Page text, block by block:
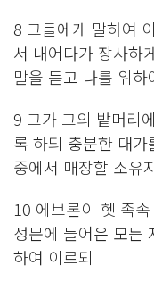
8 그들에게 말하여
서 내어다가 장사하
말을 듣고 나를 위
9 그가 그의 밭머리
록 하되 충분한 대
중에서 매장할 소유
10 에브론이 헷 족
성문에 들어온 모든
하여 이르되